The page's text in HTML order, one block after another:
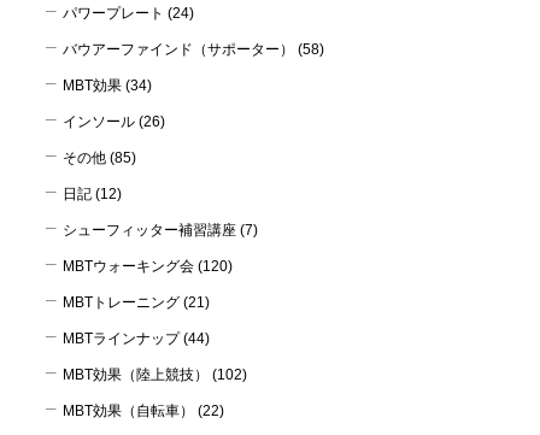
パワープレート (24)
バウアーファインド（サポーター） (58)
MBT効果 (34)
インソール (26)
その他 (85)
日記 (12)
シューフィッター補習講座 (7)
MBTウォーキング会 (120)
MBTトレーニング (21)
MBTラインナップ(44)
MBT効果（陸上競技） (102)
MBT効果（自転車） (22)